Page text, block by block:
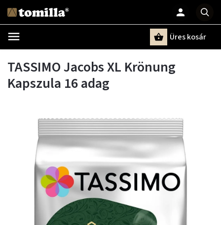
Üres kosár
TASSIMO Jacobs XL Krönung
Kapszula 16 adag